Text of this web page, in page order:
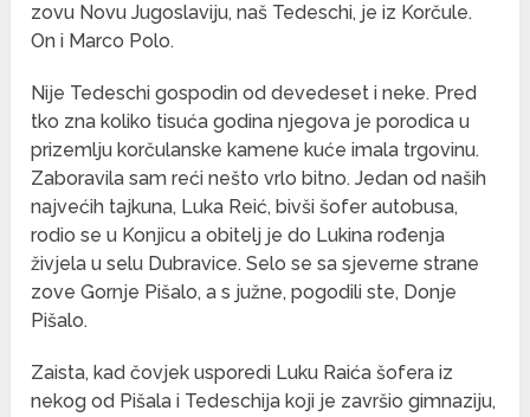
zovu Novu Jugoslaviju, naš Tedeschi, je iz Korčule.
On i Marco Polo.
Nije Tedeschi gospodin od devedeset i neke. Pred
tko zna koliko tisuća godina njegova je porodica u
prizemlju korčulanske kamene kuće imala trgovinu.
Zaboravila sam reći nešto vrlo bitno. Jedan od naših
najvećih tajkuna, Luka Reić, bivši šofer autobusa,
rodio se u Konjicu a obitelj je do Lukina rođenja
živjela u selu Dubravice. Selo se sa sjeverne strane
zove Gornje Pišalo, a s južne, pogodili ste, Donje
Pišalo.
Zaista, kad čovjek usporedi Luku Raića šofera iz
nekog od Pišala i Tedeschija koji je završio gimnaziju,